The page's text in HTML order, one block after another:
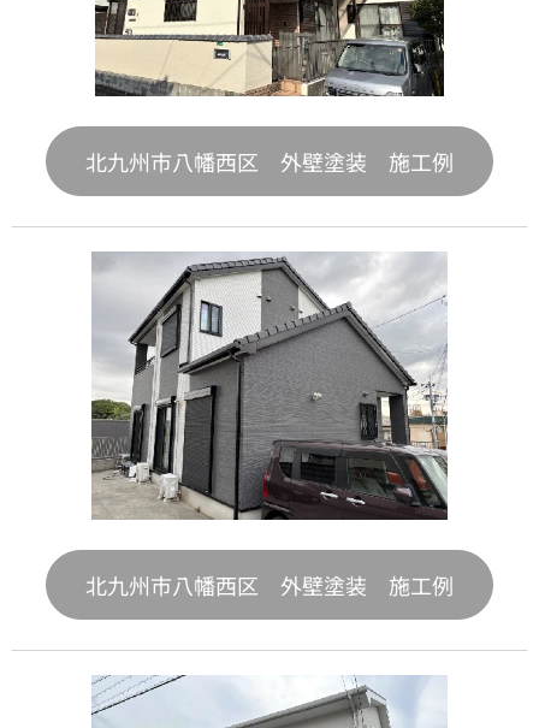
北九州市八幡西区 外壁塗装 施工例
北九州市八幡西区 外壁塗装 施工例